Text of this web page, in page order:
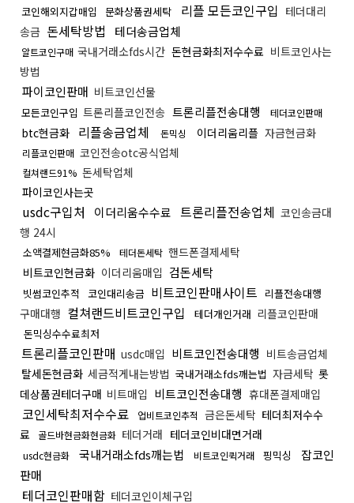
코인해외지갑매입 문화상품권세탁 리플 모든코인구입 테더대리
송금 돈세탁방법 테더송금업체
알트코인구매 국내거래소fds시간 돈현금화최저수수료 비트코인사는
방법
파이코인판매 비트코인선물
모든코인구입 트론리플코인전송 트론리플전송대행 테더코인판매
btc현금화 리플송금업체 돈믹싱 이더리움리플 자금현금화
리플코인판매 코인전송otc공식업체
컬쳐랜드91% 돈세탁업체
파이코인사는곳
usdc구입처 이더리움수수료 트론리플전송업체 코인송금대
행 24시
소액결제현금화85% 테더돈세탁 핸드폰결제세탁
비트코인현금화 이더리움매입 검돈세탁
빗썸코인추적 코인대리송금 비트코인판매사이트 리플전송대행
구매대행 컬쳐랜드비트코인구입 테더개인거래 리플코인판매
돈믹싱수수료최저
트론리플코인판매 usdc매입 비트코인전송대행 비트송금업체
탈세돈현금화 세금적게내는방법 국내거래소fds깨는법 자금세탁 롯
데상품권테더구매 비트매입 비트코인전송대행 휴대폰결제매입
코인세탁최저수수료 업비트코인추적 금은돈세탁 테더최저수수
료
골드바현금화현금화 테더거래 테더코인비대면거래
usdc현금화 국내거래소fds깨는법 비트코인퀵거래 핑믹싱
잡코인
판매
테더코인판매함 테더코인이체구입